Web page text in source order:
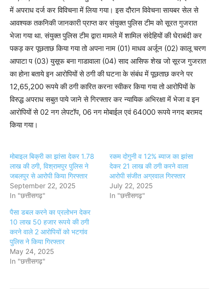
में अपराध दर्ज कर विविचना में लिया गया। इस दौरान विवेचना सायबर सेल से
आवश्यक तकनिकी जानकारी प्राप्त कर संयुक्त पुलिस टीम को सूरत गुजरात
भेजा गया था. संयुक्त पुलिस टीम द्वारा मामले में शामिल संदेहियों की घेराबंदी कर
पकड़ कर पूछताछ किया गया तो अपना नाम (01) माधव अर्जून (02) कालू चरण
आपाटा प (03) युसूफ बना गाडावाला (04) साद आसिफ शेख जो सूरज गुजरात
का होना बताये इन आरोपियों से ठगी की घटना के संबंध में पूछताछ करने पर
12,65,200 रूपये की ठगी कारित करना स्वीकर किया गया तो आरोपियों के
विरुद्ध अपराध सबुत पाये जाने से गिरफ्तार कर न्यायिक अभिरक्षा में भेजा व इन
आरोपियों से 02 नग लेपटॉप, 06 नग मोबाईल एवं 64000 रूपये नगद बरामद
किया गया।
मोबाइल बिक्री का झांसा देकर 1.78
लाख की ठगी, विश्रामपुर पुलिस ने
जबलपुर से आरोपी किया गिरफ्तार
September 22, 2025
In "छत्तीसगढ़"
रकम दोगुनी व 12% ब्याज का झांसा
देकर 21 लाख की ठगी करने वाला
आरोपी संजीत अग्रवाल गिरफ्तार
July 22, 2025
In "छत्तीसगढ़"
पैसा डबल करने का प्रलोभन देकर
10 लाख 50 हजार रूपये की ठगी
करने वाले 2 आरोपियों को भटगांव
पुलिस ने किया गिरफ्तार
May 24, 2025
In "छत्तीसगढ़"